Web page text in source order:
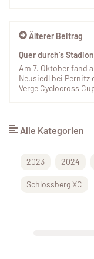
Älterer Beitrag
Quer durch’s
Am 7. Oktober fand
Neusiedl bei Pernitz
Verge Cyclocross
Alle Kategorien
2023 2024
Schlossberg XC